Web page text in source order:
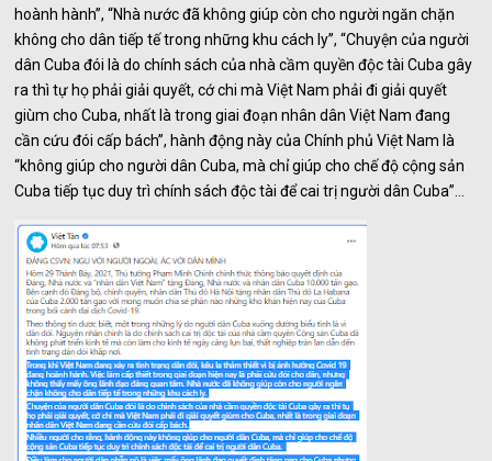
hoành hành”, “Nhà nước đã không giúp còn cho người ngăn chặn
không cho dân tiếp tế trong những khu cách ly”, “Chuyện của người
dân Cuba đói là do chính sách của nhà cầm quyền độc tài Cuba gây
ra thì tự họ phải giải quyết, cớ chi mà Việt Nam phải đi giải quyết
giùm cho Cuba, nhất là trong giai đoạn nhân dân Việt Nam đang
cần cứu đói cấp bách”, hành động này của Chính phủ Việt Nam là
“không giúp cho người dân Cuba, mà chỉ giúp cho chế độ cộng sản
Cuba tiếp tục duy trì chính sách độc tài để cai trị người dân Cuba”…